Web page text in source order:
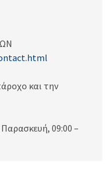
και την
09:00 –